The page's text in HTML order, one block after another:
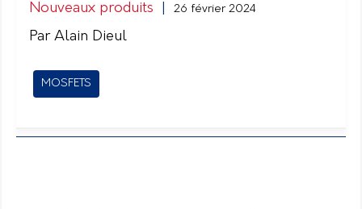
Nouveaux produits 26 février 2024
Par Alain Dieul
MOSFETS